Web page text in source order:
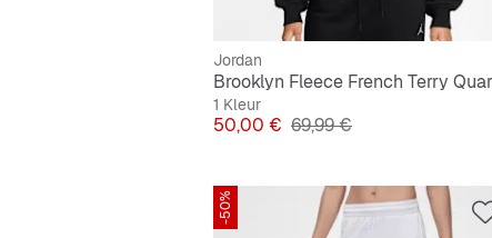
Jordan
1 Kleur
Prijs
50,00 € Originele Prijs
69,99 €
-50%